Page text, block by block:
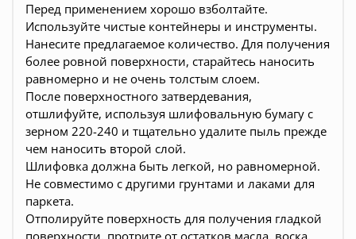
Перед применением хорошо взболтайте.
Используйте чистые контейнеры и инструменты.
Нанесите предлагаемое количество. Для получения
более ровной поверхности, старайтесь наносить
равномерно и не очень толстым слоем.
После поверхностного затвердевания,
отшлифуйте, используя шлифовальную бумагу с
зерном 220-240 и тщательно удалите пыль прежде
чем наносить второй слой.
Шлифовка должна быть легкой, но равномерной.
Не совместимо с другими грунтами и лаками для
паркета.
Отполируйте поверхность для получения гладкой